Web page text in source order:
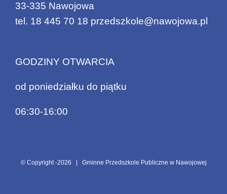
33-335 Nawojowa
tel. 18 445 70 18 przedszkole@nawojowa.pl
GODZINY OTWARCIA
od poniedziałku do piątku
06:30-16:00
© Copyright -2026 | Gminne Przedszkole Publiczne w Nawojowej